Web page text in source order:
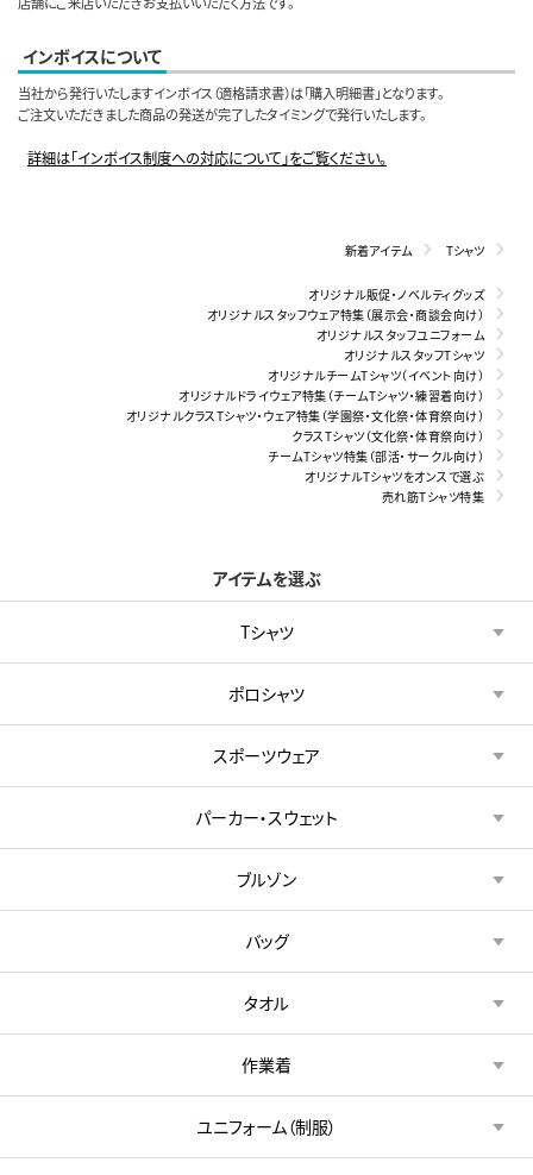
インボイスについて
当社から発行いたしますインボイス（適格請求書）は「購入明細書」となります。
ご注文いただきました商品の発送が完了したタイミングで発行いたします。
詳細は「インボイス制度への対応について」をご覧ください。
新着アイテム Tシャツ
オリジナル販促・ノベルティグッズ
オリジナルスタッフウェア特集（展示会・商談会向け）
オリジナルスタッフユニフォーム
オリジナルスタッフTシャツ
オリジナルチームTシャツ（イベント向け）
オリジナルドライウェア特集（チームTシャツ・練習着向け）
オリジナルクラスTシャツ・ウェア特集（学園祭・文化祭・体育祭向け）
クラスTシャツ（文化祭・体育祭向け）
チームTシャツ特集（部活・サークル向け）
オリジナルTシャツをオンスで選ぶ
売れ筋Tシャツ特集
アイテムを選ぶ
Tシャツ
ポロシャツ
スポーツウェア
パーカー・スウェット
ブルゾン
バッグ
タオル
作業着
ユニフォーム（制服）